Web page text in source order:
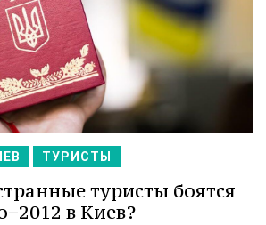
ТУРИСТЫ
туристы боятся
в Киев?